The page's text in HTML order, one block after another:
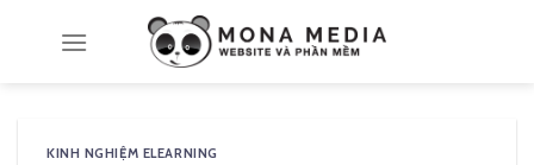
KINH NGHIỆM ELEARNING